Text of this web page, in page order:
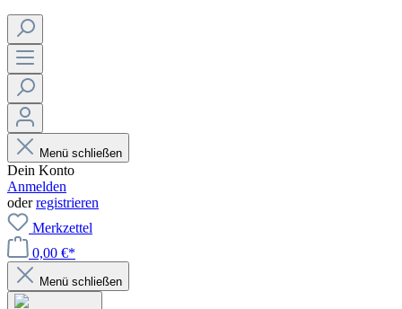
Menü schließen
Dein Konto
Anmelden
oderregistrieren
Merkzettel
0,00 €*
Menü schließen